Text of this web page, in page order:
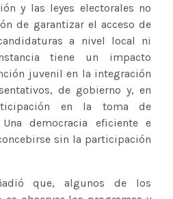
y las leyes electorales no
de garantizar el acceso de
a nivel local ni
tiene un impacto
juvenil en la integración
de gobierno y, en
en la toma de
democracia eficiente e
sin la participación
que, algunos de los